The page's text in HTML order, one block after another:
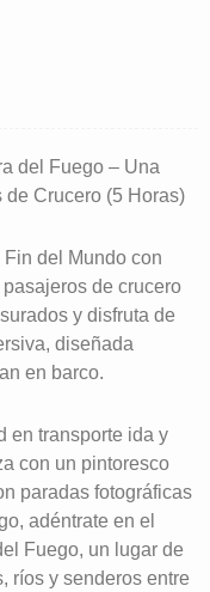
del Fuego – Una
Crucero (5 Horas)
del Mundo con
de crucero
y disfruta de
diseñada
en barco.
en transporte ida y
con un pintoresco
paradas fotográficas
adéntrate en el
Fuego, un lugar de
ríos y senderos entre